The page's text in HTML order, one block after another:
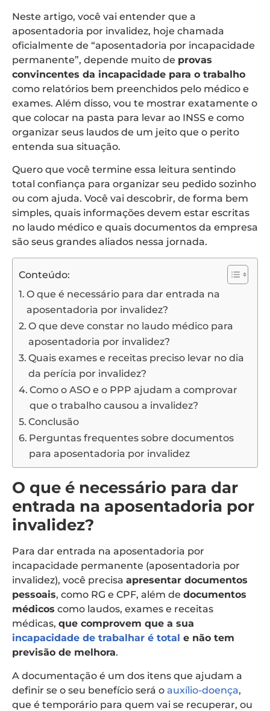
Neste artigo, você vai entender que a
aposentadoria por invalidez, hoje chamada
oficialmente de “aposentadoria por incapacidade
permanente”, depende muito de provas
convincentes da incapacidade para o trabalho
como relatórios bem preenchidos pelo médico e
exames. Além disso, vou te mostrar exatamente o
que colocar na pasta para levar ao INSS e como
organizar seus laudos de um jeito que o perito
entenda sua situação.
Quero que você termine essa leitura sentindo
total confiança para organizar seu pedido sozinho
ou com ajuda. Você vai descobrir, de forma bem
simples, quais informações devem estar escritas
no laudo médico e quais documentos da empresa
são seus grandes aliados nessa jornada.
Conteúdo:
O que é necessário para dar entrada na
aposentadoria por invalidez?
O que deve constar no laudo médico para
aposentadoria por invalidez?
Quais exames e receitas preciso levar no dia
da perícia por invalidez?
Como o ASO e o PPP ajudam a comprovar
que o trabalho causou a invalidez?
Conclusão
Perguntas frequentes sobre documentos
para aposentadoria por invalidez
O que é necessário para dar
entrada na aposentadoria por
invalidez?
Para dar entrada na aposentadoria por
incapacidade permanente (aposentadoria por
invalidez), você precisa apresentar documentos
pessoais, como RG e CPF, além de documentos
médicos como laudos, exames e receitas
médicas, que comprovem que a sua
incapacidade de trabalhar é total e não tem
previsão de melhora.
A documentação é um dos itens que ajudam a
definir se o seu benefício será o auxílio-doença,
que é temporário para quem vai se recuperar, ou